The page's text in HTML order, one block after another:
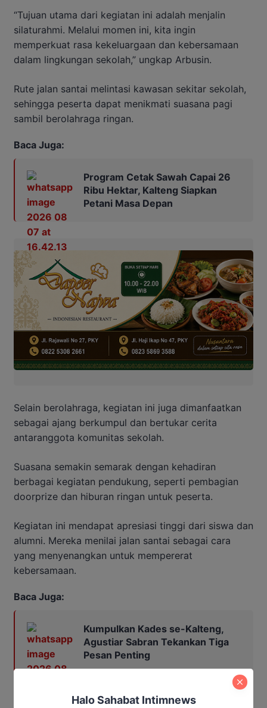
“Tujuan utama dari kegiatan ini adalah menjalin
silaturahmi. Melalui momen ini, kita ingin
memperkuat rasa kekeluargaan dan kebersamaan
dalam lingkungan sekolah,” ungkap Arbusin.
Rute jalan santai melintasi kawasan sekitar sekolah,
sehingga peserta dapat menikmati suasana pagi
sambil berolahraga ringan.
Baca Juga:
Program Cetak Sawah Capai 26
Ribu Hektar, Kalteng Siapkan
Petani Masa Depan
Selain berolahraga, kegiatan ini juga dimanfaatkan
sebagai ajang berkumpul dan bertukar cerita
antaranggota komunitas sekolah.
Suasana semakin semarak dengan kehadiran
berbagai kegiatan pendukung, seperti pembagian
doorprize dan hiburan ringan untuk peserta.
Kegiatan ini mendapat apresiasi tinggi dari siswa dan
alumni. Mereka menilai jalan santai sebagai cara
yang menyenangkan untuk mempererat
kebersamaan.
Baca Juga:
Kumpulkan Kades se-Kalteng,
Agustiar Sabran Tekankan Tiga
Pesan Penting
Dengan suksesnya perayaan ini, SMA Negeri 1
Halo Sahabat Intimnews